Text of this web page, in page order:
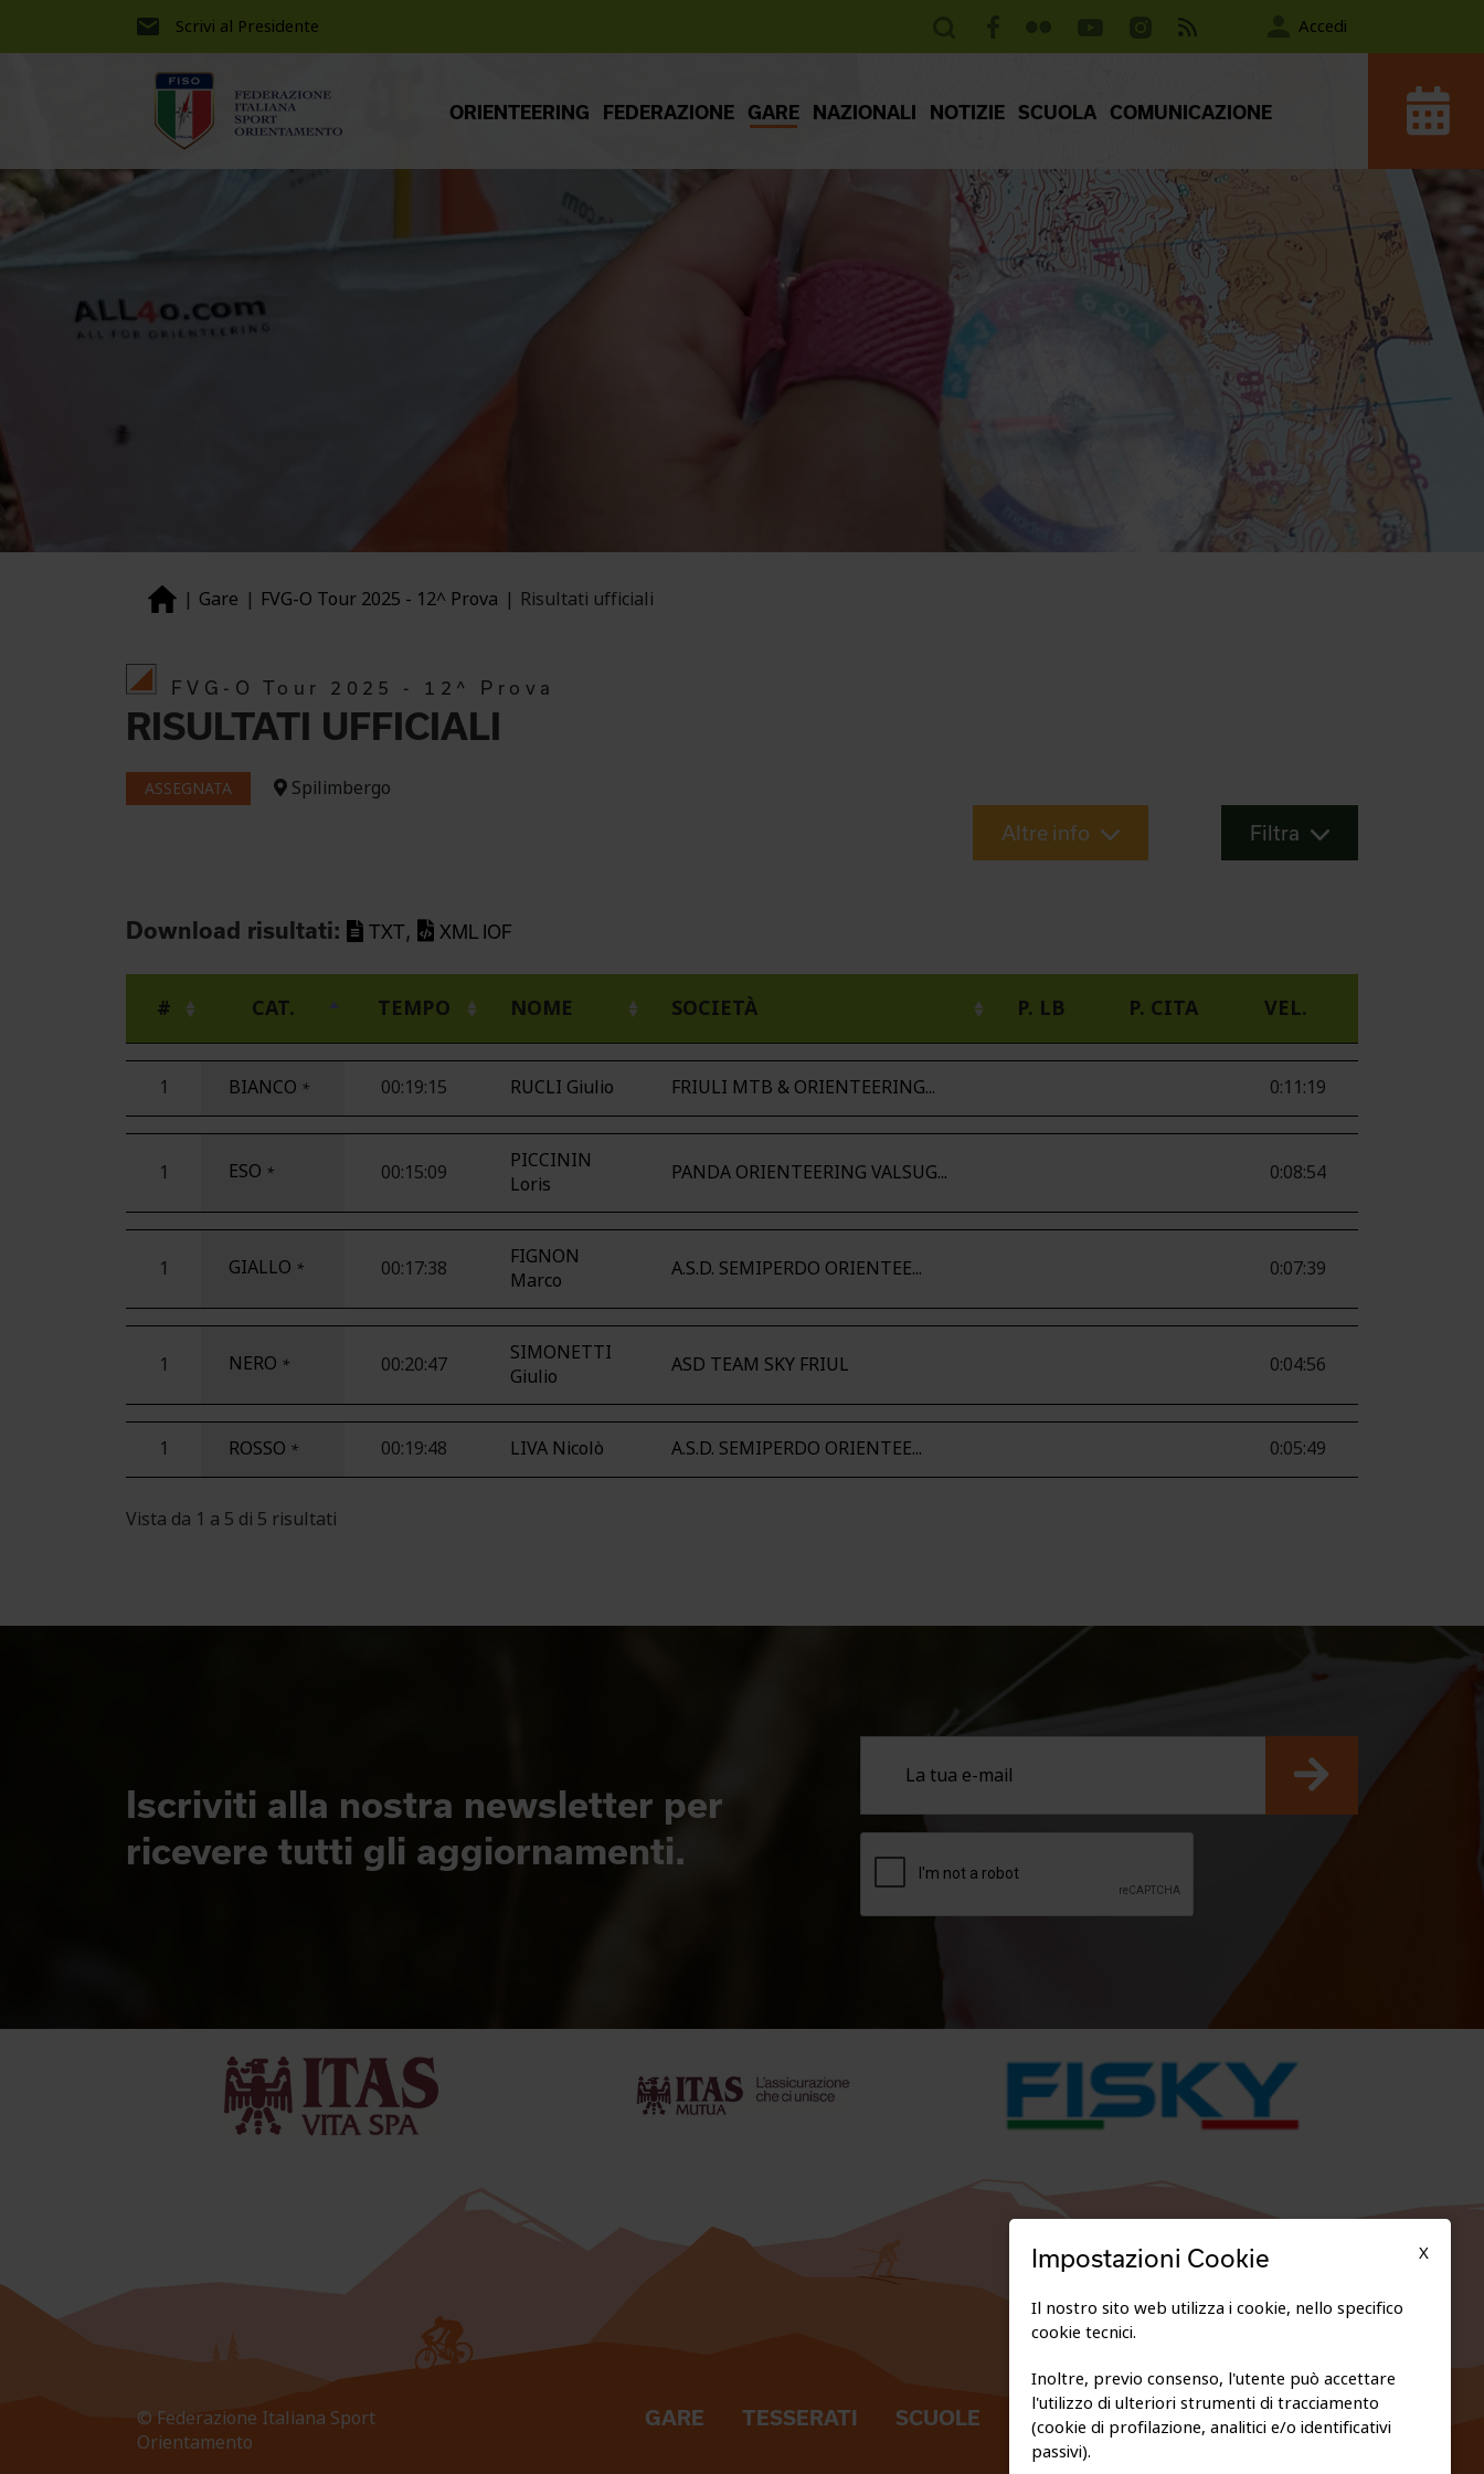
Scrivi al Presidente Accedi
ORIENTEERING FEDERAZIONE GARE NAZIONALI NOTIZIE SCUOLA COMUNICAZIONE
Gare FVG-O Tour 2025 - 12^ Prova Risultati ufficiali
FVG-O Tour 2025 - 12^ Prova
RISULTATI UFFICIALI
ASSEGNATA Spilimbergo
Altre info Filtra
Download risultati: TXT, XML IOF
# CAT. TEMPO NOME SOCIETÀ P. LB P. CITA VEL.
1 BIANCO * 00:19:15 RUCLI Giulio FRIULI MTB & ORIENTEERING... 0:11:19
1 ESO * 00:15:09
PICCININ
Loris
PANDA ORIENTEERING VALSUG... 0:08:54
1 GIALLO * 00:17:38
FIGNON
Marco
A.S.D. SEMIPERDO ORIENTEE... 0:07:39
1 NERO * 00:20:47
SIMONETTI
Giulio
ASD TEAM SKY FRIUL 0:04:56
1 ROSSO * 00:19:48 LIVA Nicolò A.S.D. SEMIPERDO ORIENTEE... 0:05:49
Vista da 1 a 5 di 5 risultati
Iscriviti alla nostra newsletter per
ricevere tutti gli aggiornamenti.
© Federazione Italiana Sport
Orientamento
GARE TESSERATI SCUOLE
FEDERAZIONE TRASPARENTE
PRIVACY E COOKIE POLICY
X
Impostazioni Cookie
Il nostro sito web utilizza i cookie, nello specifico
cookie tecnici.
Inoltre, previo consenso, l'utente può accettare
l'utilizzo di ulteriori strumenti di tracciamento
(cookie di profilazione, analitici e/o identificativi
passivi).